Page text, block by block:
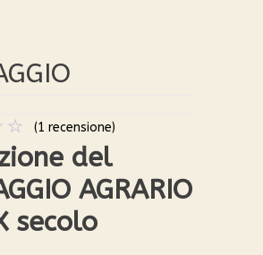
(1 recensione)
del
AGRARIO
secolo